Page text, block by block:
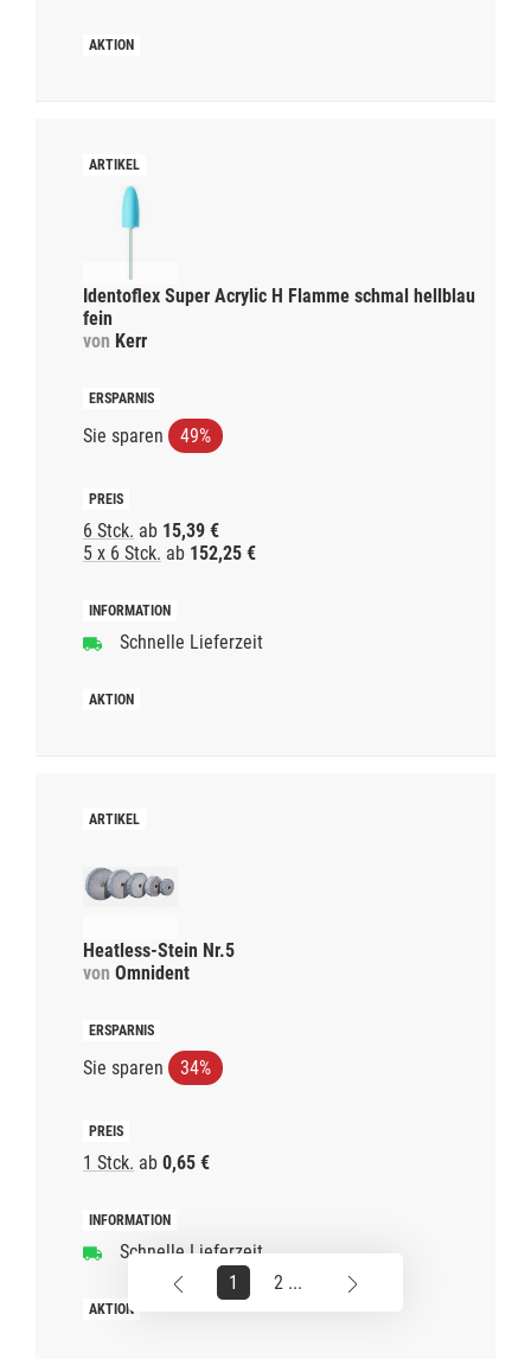
Identoflex Super Acrylic H Flamme schmal hellblau
fein
von Kerr
Sie sparen 49%
6 Stck. ab 15,39 €
5 x 6 Stck. ab 152,25 €
Schnelle Lieferzeit
Heatless-Stein Nr.5
von Omnident
Sie sparen 34%
1 Stck. ab 0,65 €
Schnelle Lieferzeit
1
2 ...